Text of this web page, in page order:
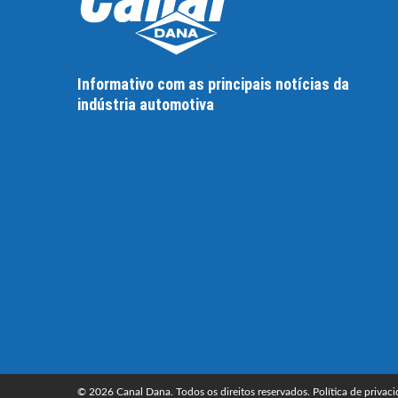
Informativo com as principais notícias da
indústria automotiva
© 2026 Canal Dana. Todos os direitos reservados. Política de